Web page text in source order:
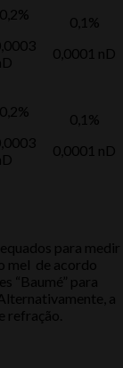
0,1%
0,0001 nD
0,1%
0,0001 nD
para medir
mel de acordo
“Baumé” para
a
refração.